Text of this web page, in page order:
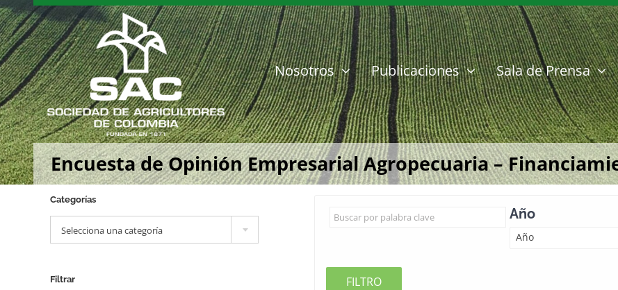
Saltar
al
contenido
Nosotros Publicaciones Sala de Prensa
Encuesta de Opinión Empresarial Agropecuaria –
Año
Año
FILTRO
Categorías
Selecciona una categoría
Filtrar